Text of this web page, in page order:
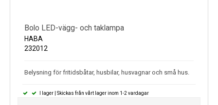
Bolo LED-vägg- och taklampa
HABA
232012
Belysning för fritidsbåtar, husbilar, husvagnar och små hus.
I lager | Skickas från vårt lager inom 1-2 vardagar